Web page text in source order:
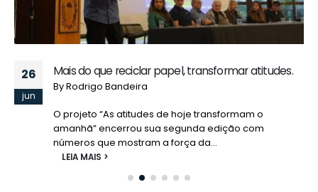
26
jun
Mais do que reciclar papel, transformar atitudes.
ByRodrigo Bandeira
O projeto “As atitudes de hoje transformam o
amanhã” encerrou sua segunda edição com
números que mostram a força da...
LEIA MAIS